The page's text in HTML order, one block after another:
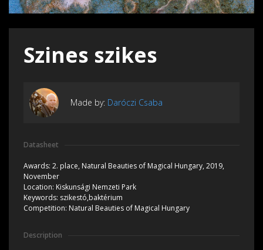
Szines szikes
Made by: Daróczi Csaba
Datasheet
Awards: 2. place, Natural Beauties of Magical Hungary, 2019,
November
Location: Kiskunsági Nemzeti Park
Keywords: szikestó,baktérium
Competition: Natural Beauties of Magical Hungary
Description